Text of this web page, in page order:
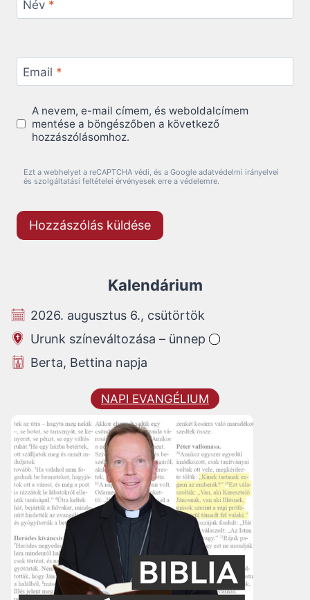
Név *
Email *
A nevem, e-mail címem, és weboldalcímem
mentése a böngészőben a következő
hozzászólásomhoz.
Ezt a webhelyet a reCAPTCHA védi, és a Google adatvédelmi irányelvei
és szolgáltatási feltételei érvényesek erre a védelemre.
Kalendárium
2026. augusztus 6., csütörtök
Urunk színeváltozása – ünnep
Berta, Bettina napja
NAPI EVANGÉLIUM